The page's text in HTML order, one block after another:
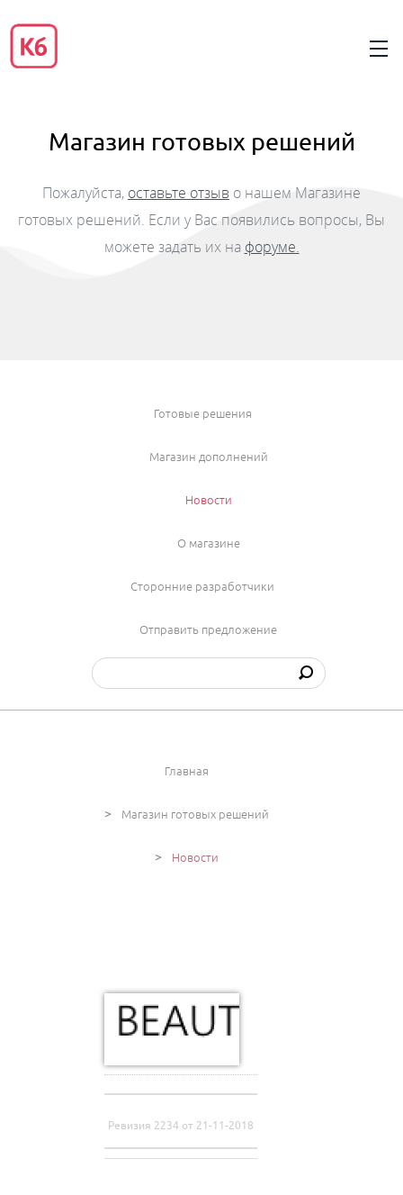
Магазин готовых решений
Пожалуйста, оставьте отзыв о нашем Магазине
готовых решений. Если у Вас появились вопросы, Вы
можете задать их на форуме.
Готовые решения
Магазин дополнений
Новости
О магазине
Сторонние разработчики
Отправить предложение
Главная
> Магазин готовых решений
> Новости
Ревизия 2234 от 21-11-2018